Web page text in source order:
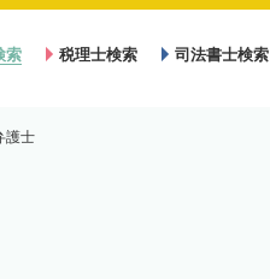
索 税理士検索 司法書士検索
護士